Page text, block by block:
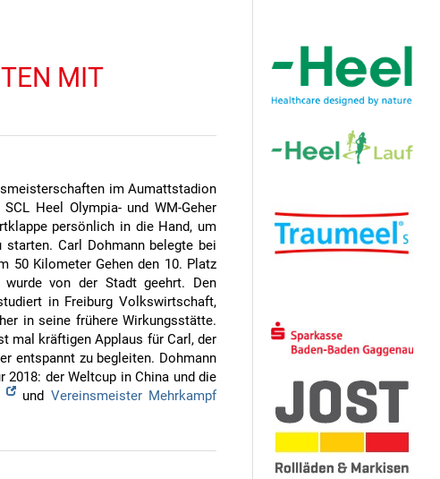
MIT
im Aumattstadion
Heel Olympia- und WM-Geher
persönlich in die Hand, um
starten. Carl Dohmann belegte bei
50 Kilometer Gehen den 10. Platz
von der Stadt geehrt. Den
in Freiburg Volkswirtschaft,
in seine frühere Wirkungsstätte.
mal kräftigen Applaus für Carl, der
entspannt zu begleiten. Dohmann
der Weltcup in China und die
und Vereinsmeister Mehrkampf